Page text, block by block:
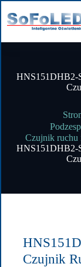
HNS151DHB2-
Czujnik ruchu
HNS151DHB2-
Czujnik